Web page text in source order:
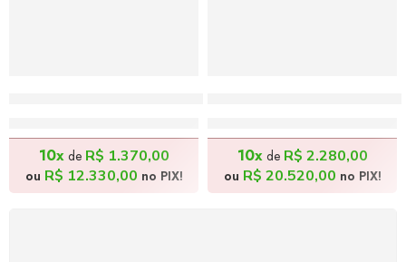
10xde R$ 1.370,00
ou R$ 12.330,00 no PIX!
10xde R$ 2.280,00
ou R$ 20.520,00 no PIX!